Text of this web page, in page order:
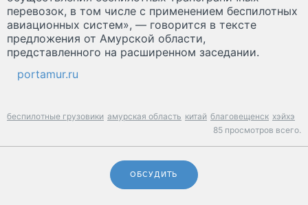
перевозок, в том числе с применением беспилотных
авиационных систем», — говорится в тексте
предложения от Амурской области,
представленного на расширенном заседании.
portamur.ru
беспилотные грузовики амурская область китай благовещенск хэйхэ
85 просмотров всего.
ОБСУДИТЬ